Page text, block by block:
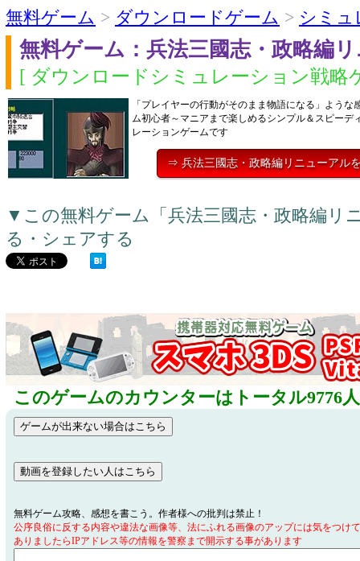
無料ゲーム > ダウンロードゲーム > シミュ
無料ゲーム：兵法三國志・政略編
[ ダウンロードシミュレーション戦略
「プレイヤーの行動がそのまま物語になる」ような
ム初心者～マニアまで楽しめるシンプル＆スピーデ
レーションゲームです
⇒ 兵法三國志・政略編リニューアル
▼この無料ゲーム「兵法三國志・政略編リ
る・シェアする
このゲームのカウンターはトータル9776
無料ゲーム攻略、感想を書こう。作者様への批判は禁止！
公序良俗に反する内容や違法な画像等、法にふれる画像のアップには気をつけ
ありましたらIPアドレス等の情報を警察まで開示する事があります